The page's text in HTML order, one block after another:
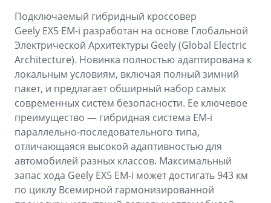
Подключаемый гибридный кроссовер
Geely EX5 EM-i разработан на основе Глобальной
Электрической Архитектуры Geely (Global Electric
Architecture). Новинка полностью адаптирована к
локальным условиям, включая полный зимний
пакет, и предлагает обширный набор самых
современных систем безопасности. Ее ключевое
преимущество — гибридная система EM-i
параллельно-последовательного типа,
отличающаяся высокой адаптивностью для
автомобилей разных классов. Максимальный
запас хода Geely EX5 EM-i может достигать 943 км
по циклу Всемирной гармонизированной